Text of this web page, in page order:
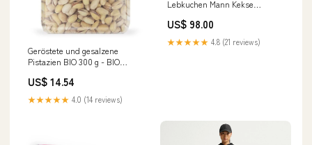
Geröstete und gesalzene
Pistazien BIO 300 g - BIO
US$ 14.54
★★★★★ 4.0 (14 reviews)
Lebkuchen Mann Kekse
Hoodie prod
US$ 98.00
★★★★★ 4.8 (21 reviews)